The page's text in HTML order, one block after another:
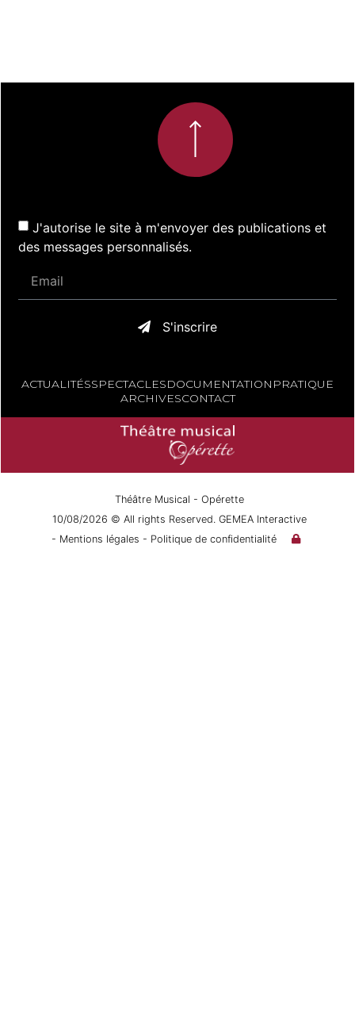
J'autorise le site à m'envoyer des publications et
des messages personnalisés.
S'inscrire
ACTUALITÉSSPECTACLESDOCUMENTATION PRATIQUE
ARCHIVESCONTACT
Théâtre Musical - Opérette
10/08/2026 © All rights Reserved. GEMEA Interactive
- Mentions légales - Politique de confidentialité